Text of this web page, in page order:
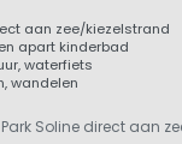
aan zee/kiezelstrand
apart kinderbad
waterfiets
wandelen
Soline direct aan